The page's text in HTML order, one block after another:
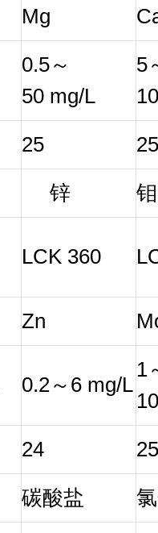
Mg
0.5～
50 mg/L
5
25
25
锌
钼
LCK 360
Zn
0.2～6 mg/L
1
24
25
碳酸盐